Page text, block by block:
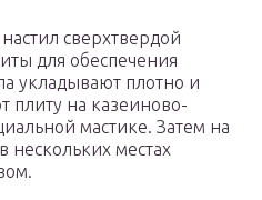
сверхтвердой
для обеспечения
укладывают плотно и
плиту на казеиново-
мастике. Затем на
нескольких местах